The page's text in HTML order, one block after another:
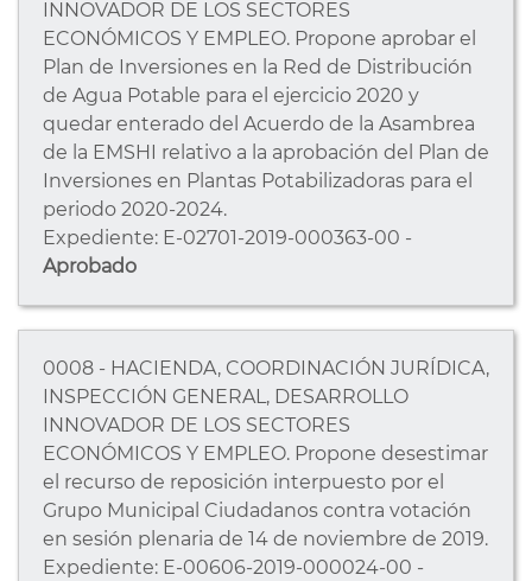
INNOVADOR DE LOS SECTORES
ECONÓMICOS Y EMPLEO. Propone aprobar el
Plan de Inversiones en la Red de Distribución
de Agua Potable para el ejercicio 2020 y
quedar enterado del Acuerdo de la Asambrea
de la EMSHI relativo a la aprobación del Plan de
Inversiones en Plantas Potabilizadoras para el
periodo 2020-2024.
Expediente: E-02701-2019-000363-00 -
Aprobado
0008 - HACIENDA, COORDINACIÓN JURÍDICA,
INSPECCIÓN GENERAL, DESARROLLO
INNOVADOR DE LOS SECTORES
ECONÓMICOS Y EMPLEO. Propone desestimar
el recurso de reposición interpuesto por el
Grupo Municipal Ciudadanos contra votación
en sesión plenaria de 14 de noviembre de 2019.
Expediente: E-00606-2019-000024-00 -